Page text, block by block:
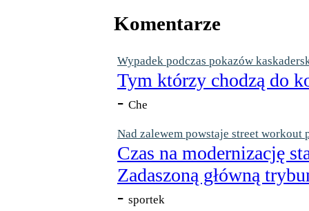
Komentarze
Wypadek podczas pokazów
Tym którzy chodzą do
- Che
Nad zalewem powstaje street workout
Czas na modernizację
Zadaszoną główną
- sportek